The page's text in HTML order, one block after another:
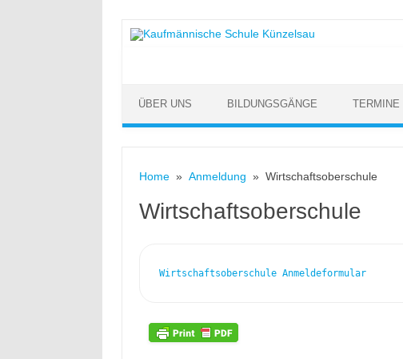
ÜBER UNS BILDUNGSGÄNGE TERMINE
Home» Anmeldung » Wirtschaftsoberschule
Wirtschaftsoberschule
Wirtschaftsoberschule Anmeldeformular